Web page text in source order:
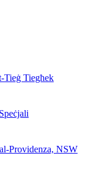
Tieġ Tiegħek
Providenza, NSW